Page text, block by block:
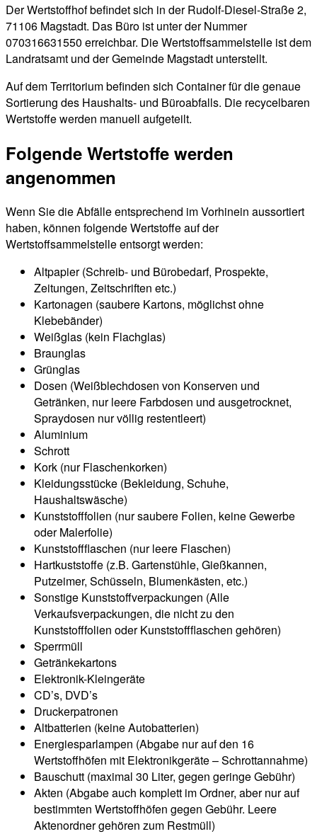
Der Wertstoffhof befindet sich in der Rudolf-Diesel-Straße 2,
71106 Magstadt. Das Büro ist unter der Nummer
070316631550 erreichbar. Die Wertstoffsammelstelle ist dem
Landratsamt und der Gemeinde Magstadt unterstellt.
Auf dem Territorium befinden sich Container für die genaue
Sortierung des Haushalts- und Büroabfalls. Die recycelbaren
Wertstoffe werden manuell aufgeteilt.
Folgende Wertstoffe werden
angenommen
Wenn Sie die Abfälle entsprechend im Vorhinein aussortiert
haben, können folgende Wertstoffe auf der
Wertstoffsammelstelle entsorgt werden:
Altpapier (Schreib- und Bürobedarf, Prospekte,
Zeitungen, Zeitschriften etc.)
Kartonagen (saubere Kartons, möglichst ohne
Klebebänder)
Weißglas (kein Flachglas)
Braunglas
Grünglas
Dosen (Weißblechdosen von Konserven und
Getränken, nur leere Farbdosen und ausgetrocknet,
Spraydosen nur völlig restentleert)
Aluminium
Schrott
Kork (nur Flaschenkorken)
Kleidungsstücke (Bekleidung, Schuhe,
Haushaltswäsche)
Kunststofffolien (nur saubere Folien, keine Gewerbe
oder Malerfolie)
Kunststoffflaschen (nur leere Flaschen)
Hartkuststoffe (z.B. Gartenstühle, Gießkannen,
Putzeimer, Schüsseln, Blumenkästen, etc.)
Sonstige Kunststoffverpackungen (Alle
Verkaufsverpackungen, die nicht zu den
Kunststofffolien oder Kunststoffflaschen gehören)
Sperrmüll
Getränkekartons
Elektronik-Kleingeräte
CD’s, DVD’s
Druckerpatronen
Altbatterien (keine Autobatterien)
Energiesparlampen (Abgabe nur auf den 16
Wertstoffhöfen mit Elektronikgeräte – Schrottannahme)
Bauschutt (maximal 30 Liter, gegen geringe Gebühr)
Akten (Abgabe auch komplett im Ordner, aber nur auf
bestimmten Wertstoffhöfen gegen Gebühr. Leere
Aktenordner gehören zum Restmüll)